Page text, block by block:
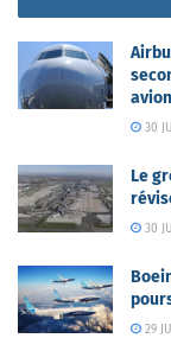
30
Le
30
29